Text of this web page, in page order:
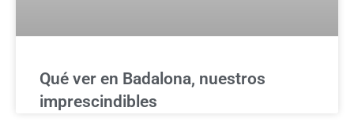
Qué ver en Badalona, nuestros
imprescindibles